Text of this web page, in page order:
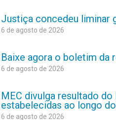
Justiça concedeu liminar
6 de agosto de 2026
Baixe agora o boletim da
6 de agosto de 2026
MEC divulga resultado
estabelecidas ao longo
6 de agosto de 2026